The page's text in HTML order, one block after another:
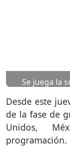
Se juega la
Desde este
de la fase de
Unidos,
programación.